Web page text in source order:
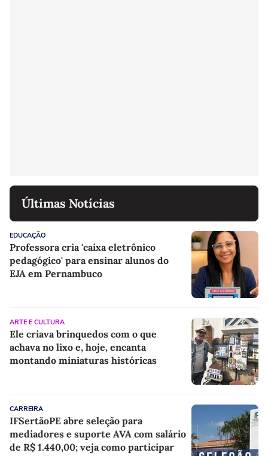
Últimas Notícias
EDUCAÇÃO
Professora cria 'caixa eletrônico
pedagógico' para ensinar alunos do
EJA em Pernambuco
ARTE E CULTURA
Ele criava brinquedos com o que
achava no lixo e, hoje, encanta
montando miniaturas históricas
CARREIRA
IFSertãoPE abre seleção para
mediadores e suporte AVA com salário
de R$ 1.440,00; veja como participar